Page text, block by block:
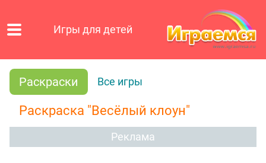
Игры для детей
Раскраски Все игры
Раскраска "Весёлый клоун"
Реклама